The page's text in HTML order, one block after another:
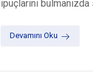
ipuçlarını
Devamını Oku